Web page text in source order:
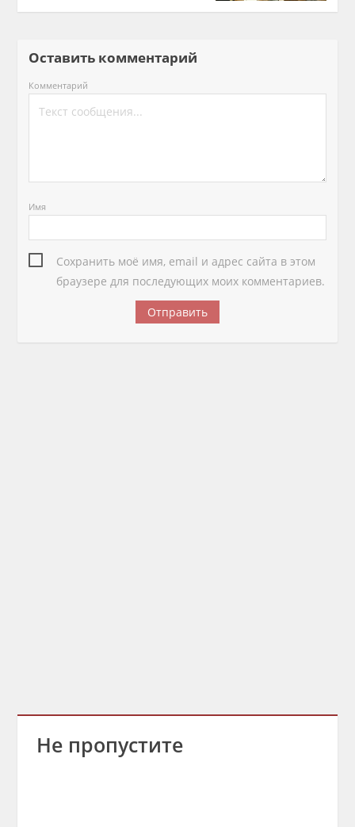
Оставить комментарий
Комментарий
Имя
Сохранить моё имя, email и адрес сайта в этом
браузере для последующих моих комментариев.
Не пропустите